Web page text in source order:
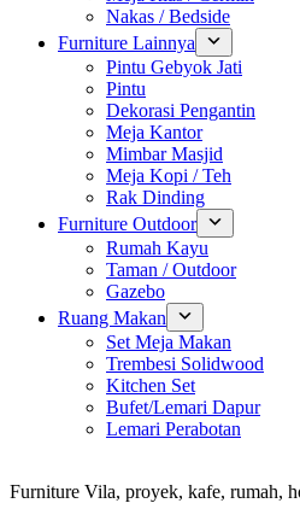
Nakas / Bedside
Furniture Lainnya
Pintu Gebyok Jati
Pintu
Dekorasi Pengantin
Meja Kantor
Mimbar Masjid
Meja Kopi / Teh
Rak Dinding
Furniture Outdoor
Rumah Kayu
Taman / Outdoor
Gazebo
Ruang Makan
Set Meja Makan
Trembesi Solidwood
Kitchen Set
Bufet/Lemari Dapur
Lemari Perabotan
Furniture Vila, proyek, kafe, rumah,